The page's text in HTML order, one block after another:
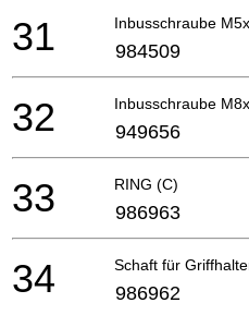
Inbusschraube
31 984509
Inbusschraube
32 949656
RING (C)
33 986963
Schaft für
34 986962